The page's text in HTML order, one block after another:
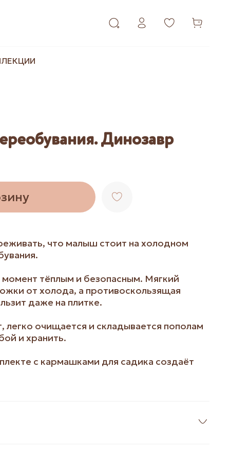
Динозавр
что малыш стоит на холодном
тёплым и безопасным. Мягкий
от холода, а противоскользящая
даже на плитке.
легко очищается и складывается пополам
и хранить.
с кармашками для садика создаёт